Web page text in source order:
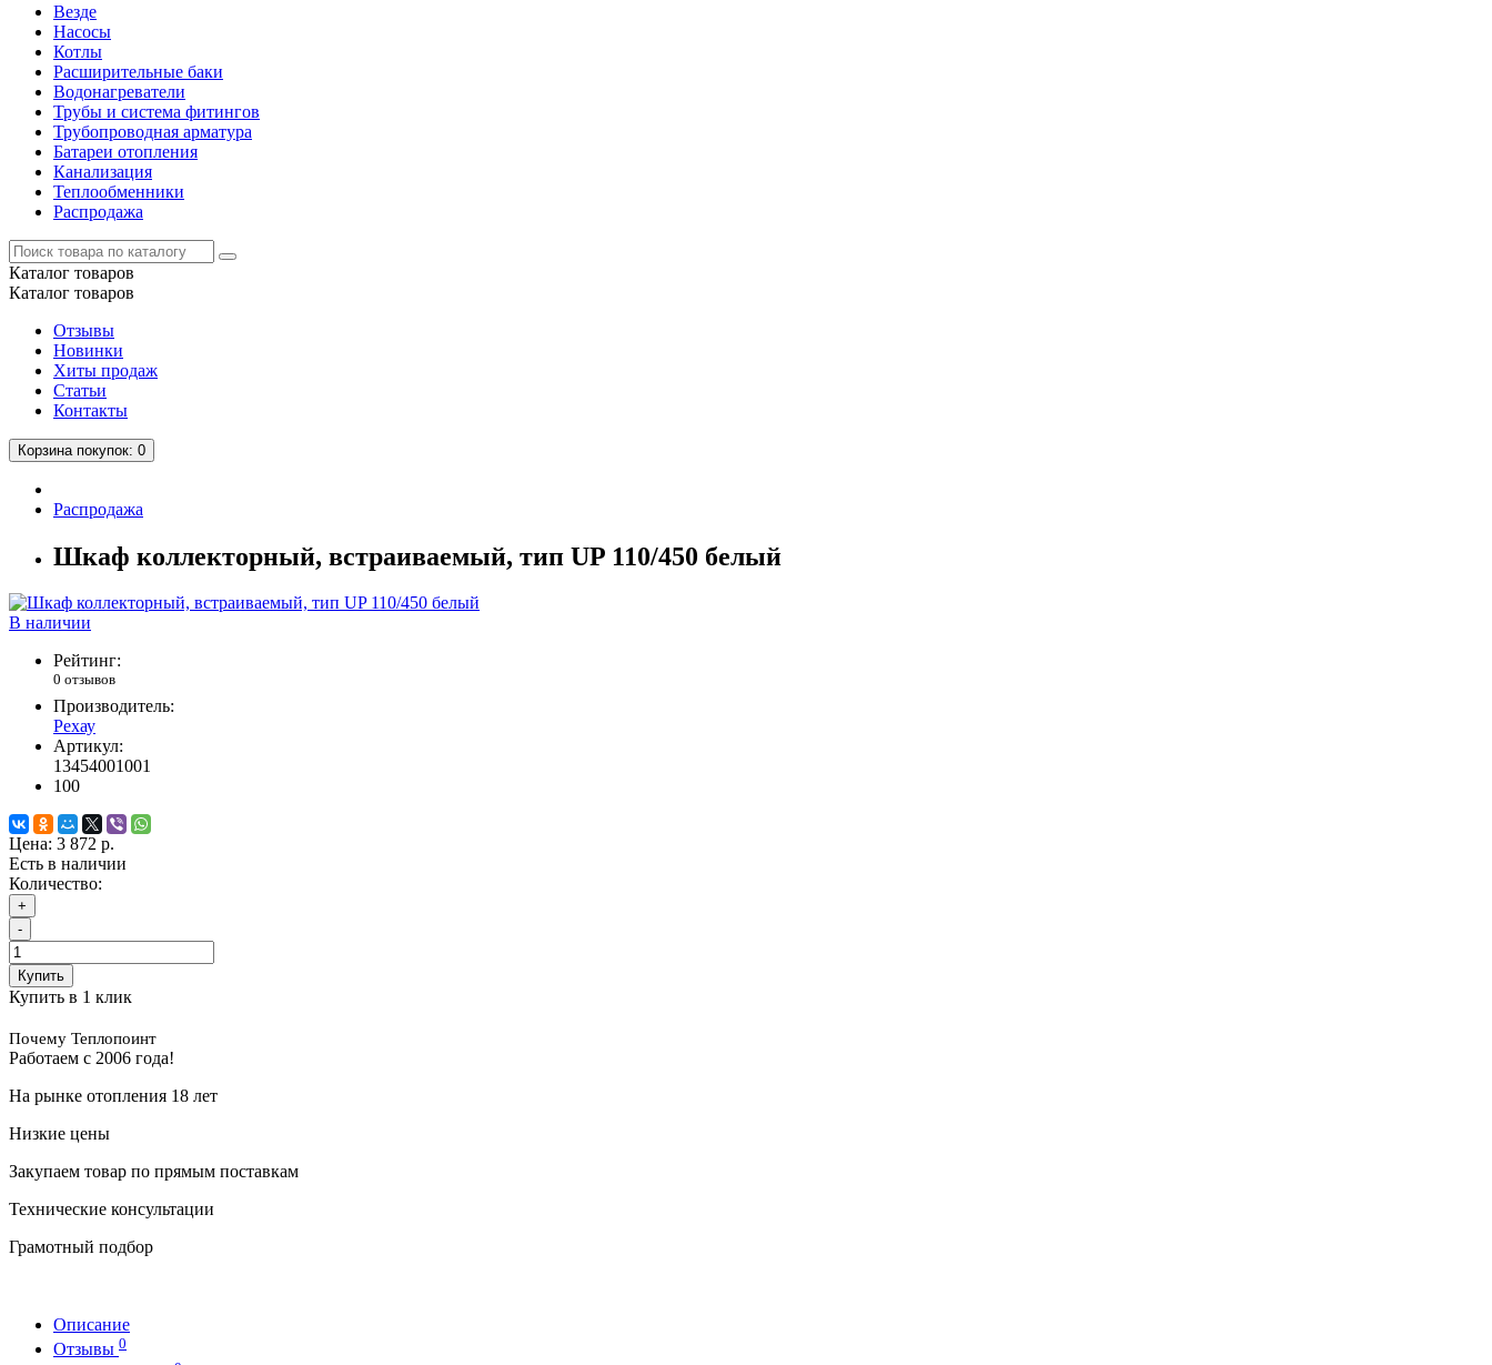
Везде
Насосы
Котлы
Расширительные баки
Водонагреватели
Трубы и система фитингов
Трубопроводная арматура
Батареи отопления
Канализация
Теплообменники
Распродажа
Каталог товаров
Каталог товаров
Отзывы
Новинки
Хиты продаж
Статьи
Контакты
Корзина покупок: 0
Распродажа
Шкаф коллекторный, встраиваемый, тип UP 110/450 белый
В наличии
Рейтинг:
0 отзывов
Производитель:
Рехау
Артикул:
13454001001
100
Цена: 3 872 р.
Есть в наличии
Количество:
+
-
Купить
Купить в 1 клик
Почему Теплопоинт
Работаем с 2006 года!
На рынке отопления 18 лет
Низкие цены
Закупаем товар по прямым поставкам
Технические консультации
Грамотный подбор
Описание
Отзывы 0